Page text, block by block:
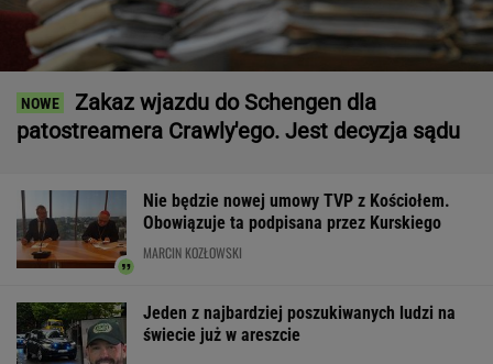
Zakaz wjazdu do Schengen dla
patostreamera Crawly'ego. Jest decyzja sądu
Nie będzie nowej umowy TVP z Kościołem.
Obowiązuje ta podpisana przez Kurskiego
MARCIN KOZŁOWSKI
Jeden z najbardziej poszukiwanych ludzi na
świecie już w areszcie